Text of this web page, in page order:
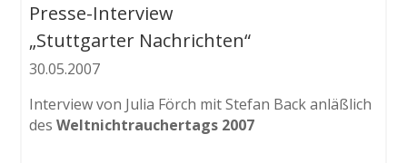
Presse-Interview
„Stuttgarter Nachrichten“
30.05.2007
Interview von Julia Förch mit Stefan Back anläßlich
desWeltnichtrauchertags 2007